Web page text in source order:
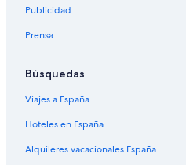
Publicidad
Prensa
Búsquedas
Viajes a España
Hoteles en España
Alquileres vacacionales España